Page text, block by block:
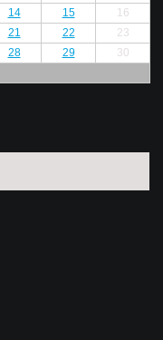
14 15
16
21 22
23
28 29
30